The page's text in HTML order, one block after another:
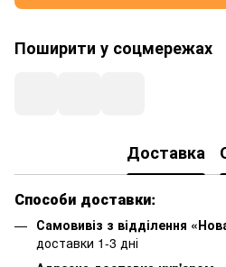
Поширити у соцмережах
Доставка
Способи доставки:
Самовивіз з відділення
доставки 1-3 дні